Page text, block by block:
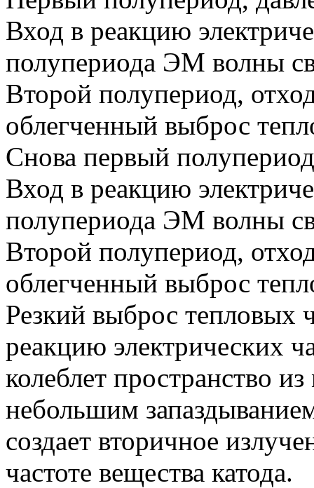
Вход в реакцию
полупериода ЭМ волны
Второй полупериод,
облегченный выброс
Снова первый
Вход в реакцию
полупериода ЭМ волны
Второй полупериод,
облегченный выброс
Резкий выброс тепловых
реакцию электрических
колеблет пространство
небольшим
создает вторичное
частоте вещества катода.